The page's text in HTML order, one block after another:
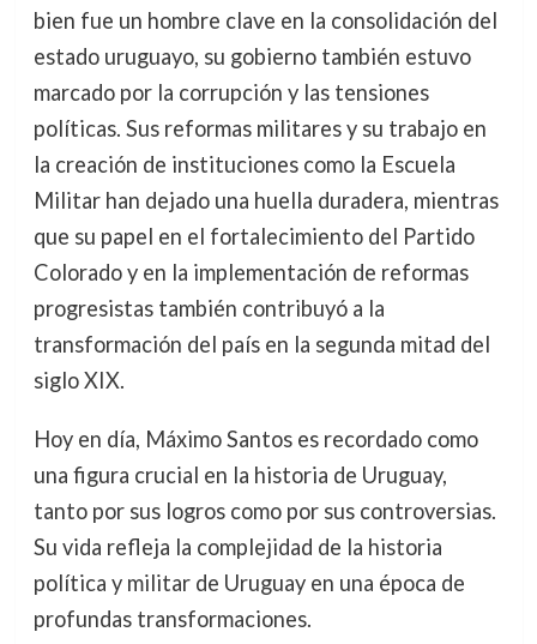
bien fue un hombre clave en la consolidación del
estado uruguayo, su gobierno también estuvo
marcado por la corrupción y las tensiones
políticas. Sus reformas militares y su trabajo en
la creación de instituciones como la Escuela
Militar han dejado una huella duradera, mientras
que su papel en el fortalecimiento del Partido
Colorado y en la implementación de reformas
progresistas también contribuyó a la
transformación del país en la segunda mitad del
siglo XIX.
Hoy en día, Máximo Santos es recordado como
una figura crucial en la historia de Uruguay,
tanto por sus logros como por sus controversias.
Su vida refleja la complejidad de la historia
política y militar de Uruguay en una época de
profundas transformaciones.